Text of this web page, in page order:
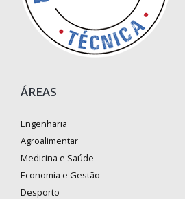
ÁREAS
Engenharia
Agroalimentar
Medicina e Saúde
Economia e Gestão
Desporto